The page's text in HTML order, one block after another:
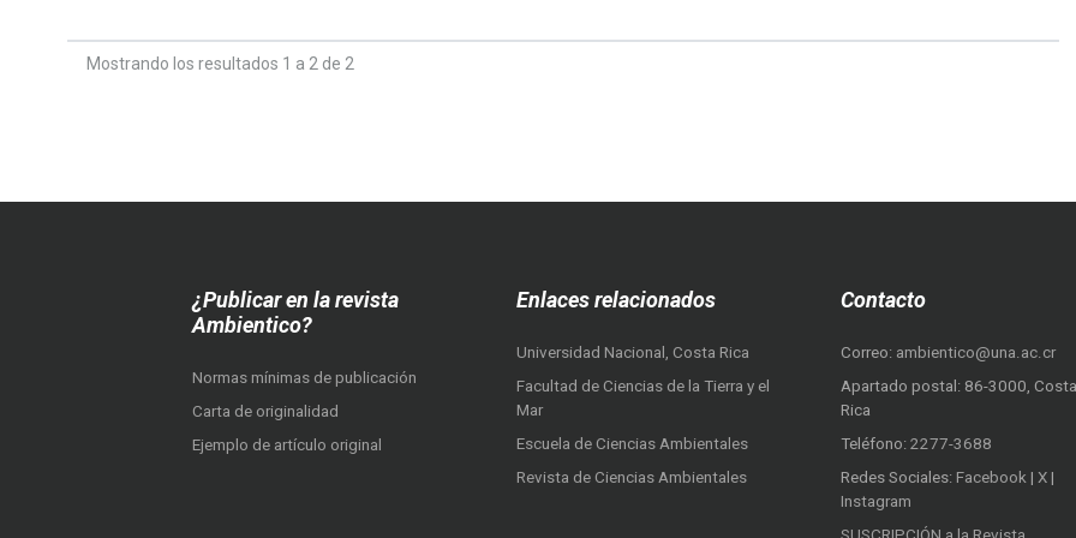
Mostrando los resultados 1 a 2 de 2
¿Publicar en la revista
Ambientico?
Normas mínimas de publicación
Carta de originalidad
Ejemplo de artículo original
Enlaces relacionados
Universidad Nacional, Costa Rica
Facultad de Ciencias de la Tierra y el
Mar
Escuela de Ciencias Ambientales
Revista de Ciencias Ambientales
Contacto
Correo: ambientico@una.ac.cr
Apartado postal: 86-3000, Costa
Rica
Teléfono: 2277-3688
Redes Sociales: Facebook | X |
Instagram